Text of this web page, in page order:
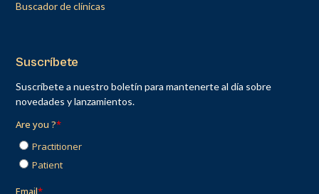
Buscador de clínicas
Suscríbete
Suscríbete a nuestro boletín para mantenerte al día sobre
novedades y lanzamientos.